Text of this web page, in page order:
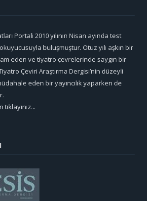
Portali 2010 yılının Nisan ayında test
buluşmuştur. Otuz yılı aşkın bir
eden ve tiyatro çevrelerinde saygın bir
Çeviri Araştırma Dergisi’nin düzeyli
eden bir yayıncılık yaparken de